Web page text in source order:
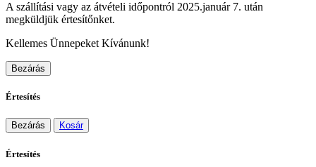
A szállítási vagy az átvételi időpontról 2025.január 7. után
megküldjük értesítőnket.
Kellemes Ünnepeket Kívánunk!
Bezárás
Értesítés
Bezárás Kosár
Értesítés